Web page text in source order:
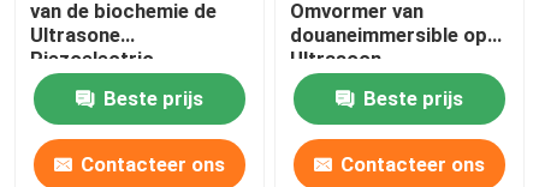
van de biochemie de
Ultrasone
Piezoelectric
Omvormer
Beste prijs
Contacteer ons
Omvormer van
douaneimmersible op
Ultrasoon
Schoonmakend Gebied
Beste prijs
Contacteer ons